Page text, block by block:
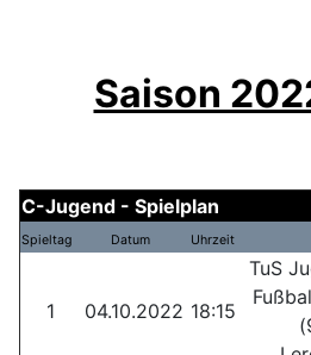
Saison
C-Jugend - Spielplan
Spieltag Datum Uhrzeit
1 04.10.2022 18:15
TuS